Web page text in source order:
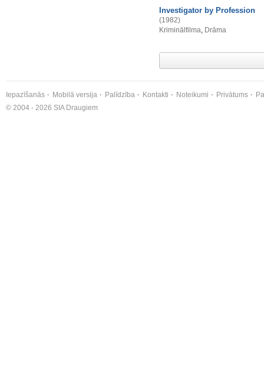
Investigator by Profession
(1982)
Kriminālfilma, Drāma
Iepazīšanās Mobilā versija Palīdzība Kontakti Noteikumi Privātums
© 2004 - 2026 SIA Draugiem